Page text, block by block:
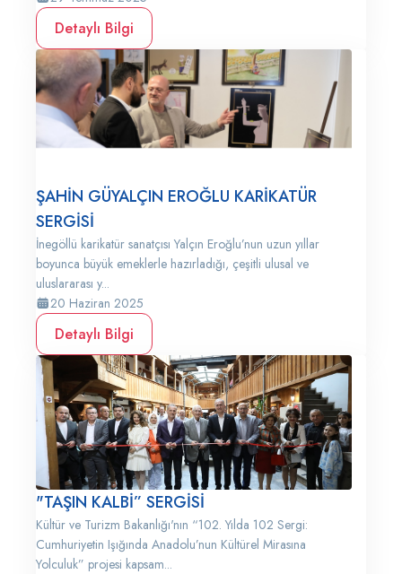
Detaylı Bilgi
ŞAHİN GÜYALÇIN EROĞLU KARİKATÜR
SERGİSİ
İnegöllü karikatür sanatçısı Yalçın Eroğlu’nun uzun yıllar
boyunca büyük emeklerle hazırladığı, çeşitli ulusal ve
uluslararası y...
20 Haziran 2025
Detaylı Bilgi
"TAŞIN KALBİ” SERGİSİ
Kültür ve Turizm Bakanlığı'nın “102. Yılda 102 Sergi:
Cumhuriyetin Işığında Anadolu’nun Kültürel Mirasına
Yolculuk” projesi kapsam...